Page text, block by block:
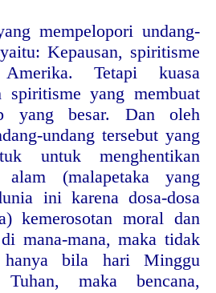
mempelopori undang-
Kepausan, spiritisme
Tetapi kuasa
spiritisme yang membuat
yang besar. Dan oleh
undang tersebut yang
untuk menghentikan
alam (malapetaka yang
ini karena dosa-dosa
kemerosotan moral dan
mana-mana, maka tidak
bila hari Minggu
maka bencana,